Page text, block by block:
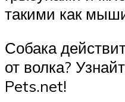
такими как
Собака
от волка?
Pets.net!